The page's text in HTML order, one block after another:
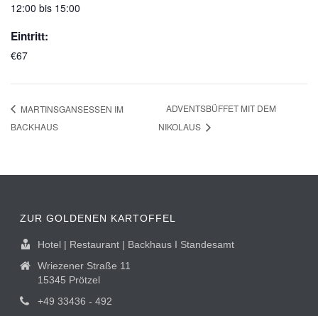
12:00 bis 15:00
Eintritt:
€67
MARTINSGANSESSEN IM
BACKHAUS
ADVENTSBÜFFET MIT DEM
NIKOLAUS
ZUR GOLDENEN KARTOFFEL
Hotel | Restaurant | Backhaus I Standesamt
Wriezener Straße 11
15345 Prötzel
+49 33436 - 492